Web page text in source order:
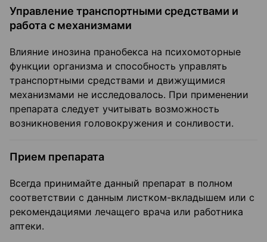
Управление транспортными средствами и
работа с механизмами
Влияние инозина пранобекса на психомоторные
функции организма и способность управлять
транспортными средствами и движущимися
механизмами не исследовалось. При применении
препарата следует учитывать возможность
возникновения головокружения и сонливости.
Прием препарата
Всегда принимайте данный препарат в полном
соответствии с данным листком-вкладышем или с
рекомендациями лечащего врача или работника
аптеки.